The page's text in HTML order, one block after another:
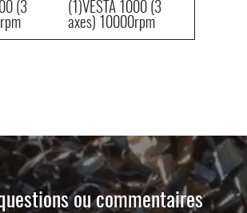
(3
(1)VESTA 1000 (3
axes) 10000rpm
ou commentaires